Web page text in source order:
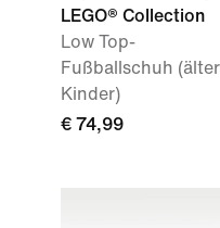
LEGO® Collection
Low Top-
Fußballschuh
Kinder)
€ 74,99